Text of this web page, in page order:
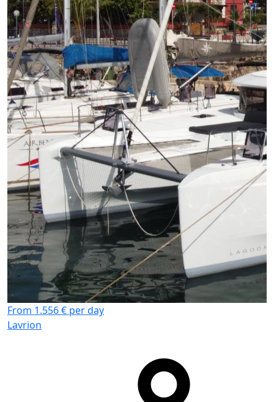
From 1.556 € per day
Lavrion